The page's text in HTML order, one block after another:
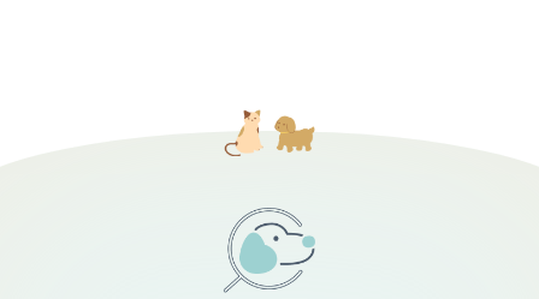
す。 1人遊びが大好きで誰とでも（犬以外）仲良くなれそ
うなので、手が掛からなくて助かってます。 たまに階段
を踏み外したりするちょっとドジっ子な所や丸い顔や手触
に出来上がるまで３年掛かると聞いた事がありますが、５
キロくらいの体重でちょっと安心してます（最大８キロく
らいになると言われました…） ただ、一つ注意するとすれ
ば先住猫などが神経質な子だとグイグイ行く子なので先住
る、そんなところが気に入っています。 見た目も全体的
に丸く、顔や目もまるまるしていて可愛いです。目の色も
綺麗なオレンジ色で魅力的です。 迎え入れる前は、当然
迎え入れてからもそんな不安が続いていましたが、猫は人
間のそんな気持ちもつゆしらず、のびのびと過ごしていま
した(笑) ペットがいると、自然とペット中心の生活にな
るような気がします。 家族みんな朝起きてまずは猫に触
今は冬毛に生え変わりの時期なのかピンポン玉１玉分くら
い取れたりします。 質感はふわふわのサラサラです。流
しっかりお湯などでシャンプーしたいと思ってますが、猫
がきてから３か月経ったのでそろそろやりどきかなと考え
ています。 短毛なので特にカットする必要ないかなと思
っています。抜け毛も気にならない程度にしか出ていませ